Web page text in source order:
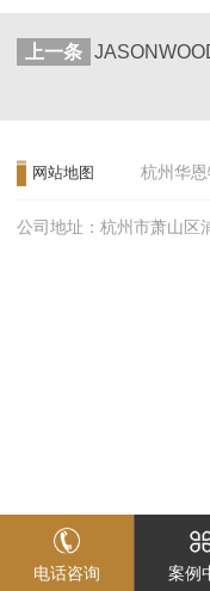
上一条
网站地图 杭州华
公司地址：杭州市萧山区
电话咨询 案例